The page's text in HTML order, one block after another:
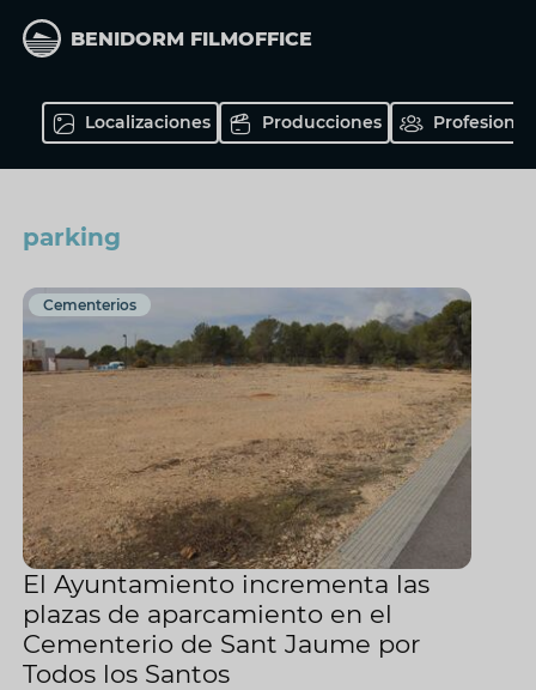
contenido
BENIDORM FILMOFFICE
Localizaciones Producciones
parking
Cementerios
El Ayuntamiento incrementa las
plazas de aparcamiento en el
Cementerio de Sant Jaume por
Todos los Santos